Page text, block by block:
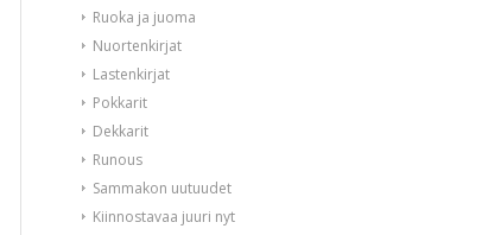
Ruoka ja juoma
Nuortenkirjat
Lastenkirjat
Pokkarit
Dekkarit
Runous
Sammakon uutuudet
Kiinnostavaa juuri nyt